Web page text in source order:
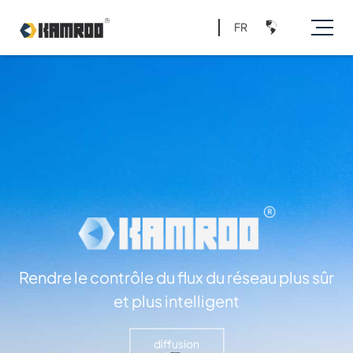
FR
Rendre le contrôle du flux du réseau plus sûr
et plus intelligent
diffusion